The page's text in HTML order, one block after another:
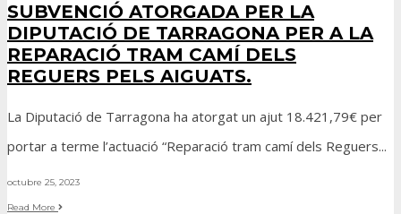
SUBVENCIÓ ATORGADA PER LA
DIPUTACIÓ DE TARRAGONA PER A LA
REPARACIÓ TRAM CAMÍ DELS
REGUERS PELS AIGUATS.
La Diputació de Tarragona ha atorgat un ajut 18.421,79€ per
portar a terme l’actuació “Reparació tram camí dels Reguers...
octubre 25, 2023
Read More